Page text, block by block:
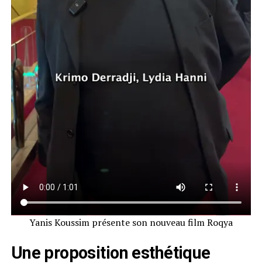
Yanis Koussim présente son nouveau film Roqya
Une proposition esthétique